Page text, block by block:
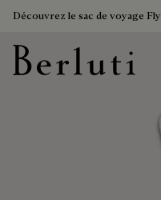
Découvrez le sac de voyage Fly